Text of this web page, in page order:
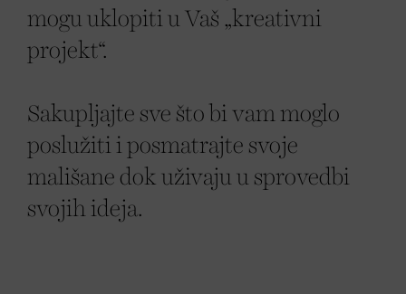
mogu uklopiti u Vaš „kreativni
projekt“.
Sakupljajte sve što bi vam moglo
poslužiti i posmatrajte svoje
mališane dok uživaju u sprovedbi
svojih ideja.